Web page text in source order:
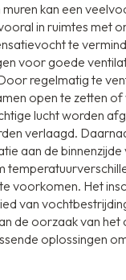
kan een
in ruimtes met
te
voor goede
regelmatig te
open te zetten
lucht worden
verlaagd.
aan de binnenzijde
voorkomen. Het
van
de oorzaak van
oplossingen